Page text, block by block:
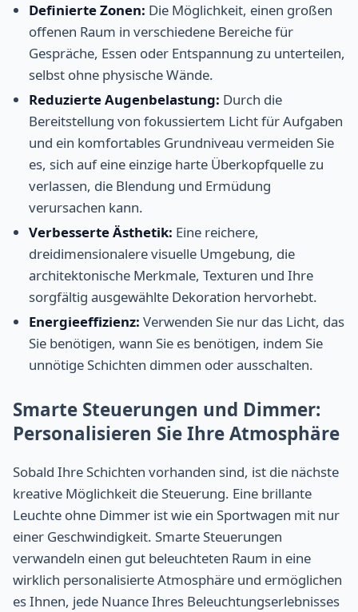
Definierte Zonen: Die Möglichkeit, einen großen
offenen Raum in verschiedene Bereiche für
Gespräche, Essen oder Entspannung zu unterteilen,
selbst ohne physische Wände.
Reduzierte Augenbelastung: Durch die
Bereitstellung von fokussiertem Licht für Aufgaben
und ein komfortables Grundniveau vermeiden Sie
es, sich auf eine einzige harte Überkopfquelle zu
verlassen, die Blendung und Ermüdung
verursachen kann.
Verbesserte Ästhetik: Eine reichere,
dreidimensionalere visuelle Umgebung, die
architektonische Merkmale, Texturen und Ihre
sorgfältig ausgewählte Dekoration hervorhebt.
Energieeffizienz: Verwenden Sie nur das Licht, das
Sie benötigen, wann Sie es benötigen, indem Sie
unnötige Schichten dimmen oder ausschalten.
Smarte Steuerungen und Dimmer:
Personalisieren Sie Ihre Atmosphäre
Sobald Ihre Schichten vorhanden sind, ist die nächste
kreative Möglichkeit die Steuerung. Eine brillante
Leuchte ohne Dimmer ist wie ein Sportwagen mit nur
einer Geschwindigkeit. Smarte Steuerungen
verwandeln einen gut beleuchteten Raum in eine
wirklich personalisierte Atmosphäre und ermöglichen
es Ihnen, jede Nuance Ihres Beleuchtungserlebnisses